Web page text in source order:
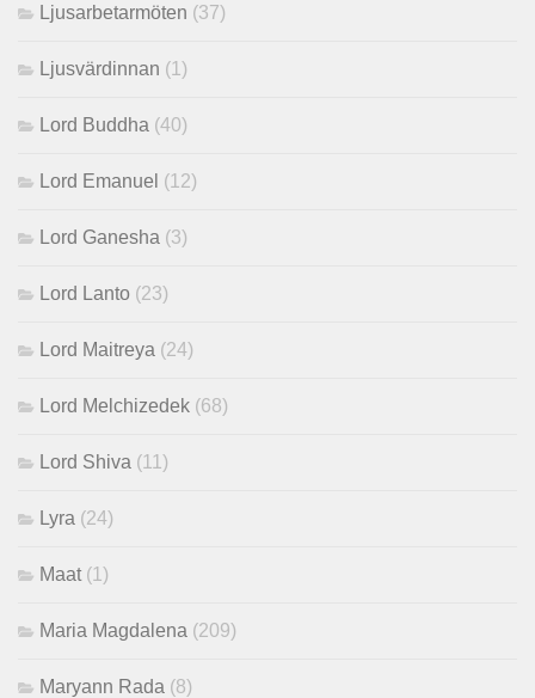
Ljusarbetarmöten (37)
Ljusvärdinnan (1)
Lord Buddha (40)
Lord Emanuel (12)
Lord Ganesha (3)
Lord Lanto (23)
Lord Maitreya (24)
Lord Melchizedek (68)
Lord Shiva (11)
Lyra (24)
Maat (1)
Maria Magdalena (209)
Maryann Rada (8)